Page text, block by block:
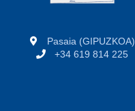
Pasaia (GIPUZKOA)
+34 619 814 225